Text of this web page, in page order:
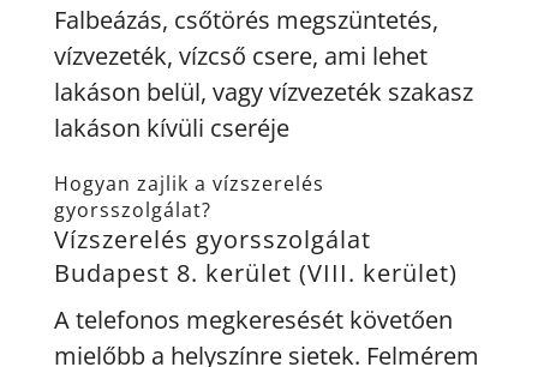
Falbeázás, csőtörés megszüntetés,
vízvezeték, vízcső csere, ami lehet
lakáson belül, vagy vízvezeték szakasz
lakáson kívüli cseréje
Hogyan zajlik a vízszerelés
gyorsszolgálat?
Vízszerelés gyorsszolgálat
Budapest 8. kerület (VIII. kerület)
A telefonos megkeresését követően
mielőbb a helyszínre sietek. Felmérem